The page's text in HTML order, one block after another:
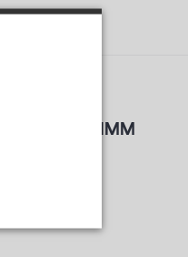
16.1MM